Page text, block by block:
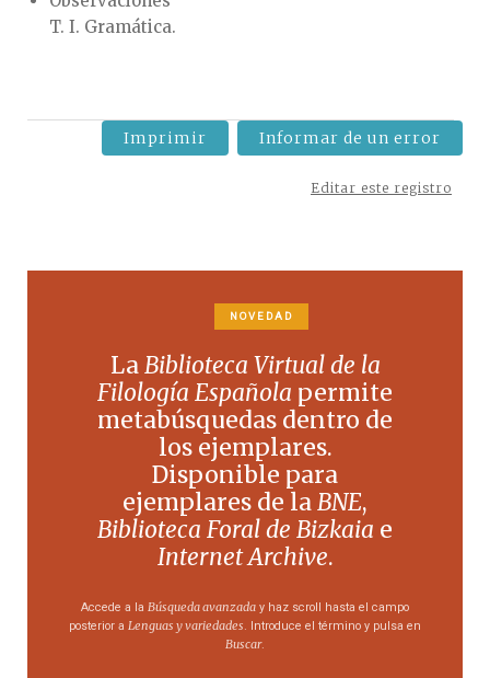
T. I. Gramática.
Imprimir Informar de un error
Editar este registro
NOVEDAD
LaBiblioteca Virtual de la
Filología Española permite
metabúsquedas dentro de
los ejemplares.
Disponible para
ejemplares de laBNE,
Biblioteca Foral de Bizkaia e
Internet Archive.
Accede a la Búsqueda avanzada y haz scroll hasta el campo
posterior a Lenguas y variedades . Introduce el término y pulsa en
Buscar.